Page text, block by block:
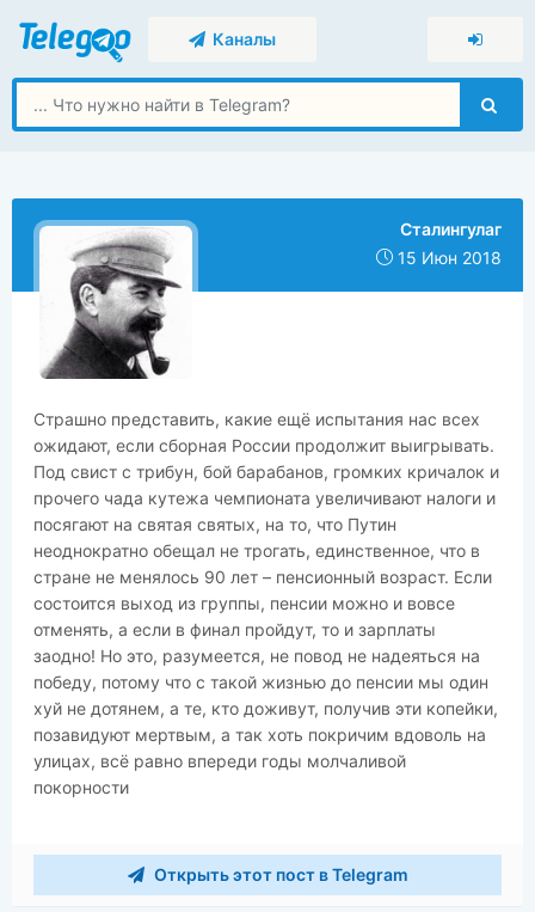
Каналы
Сталингулаг
15 Июн 2018
Страшно представить, какие ещё испытания нас всех
ожидают, если сборная России продолжит выигрывать.
Под свист с трибун, бой барабанов, громких кричалок и
прочего чада кутежа чемпионата увеличивают налоги и
посягают на святая святых, на то, что Путин
неоднократно обещал не трогать, единственное, что в
стране не менялось 90 лет – пенсионный возраст. Если
состоится выход из группы, пенсии можно и вовсе
отменять, а если в финал пройдут, то и зарплаты
заодно! Но это, разумеется, не повод не надеяться на
победу, потому что с такой жизнью до пенсии мы один
хуй не дотянем, а те, кто доживут, получив эти копейки,
позавидуют мертвым, а так хоть покричим вдоволь на
улицах, всё равно впереди годы молчаливой
покорности
Открыть этот пост в Telegram